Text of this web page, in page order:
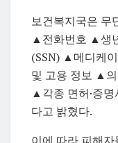
보건복지국은
▲전화번호 ▲생
(SSN) ▲메디케
및 고용 정보 ▲
▲각종 면허·증
다고 밝혔다.